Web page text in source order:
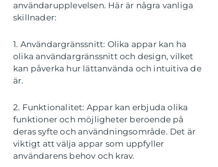
användarupplevelsen. Här är några vanliga
skillnader:
1. Användargränssnitt: Olika appar kan ha
olika användargränssnitt och design, vilket
kan påverka hur lättanvända och intuitiva de
är.
2. Funktionalitet: Appar kan erbjuda olika
funktioner och möjligheter beroende på
deras syfte och användningsområde. Det är
viktigt att välja appar som uppfyller
användarens behov och krav.